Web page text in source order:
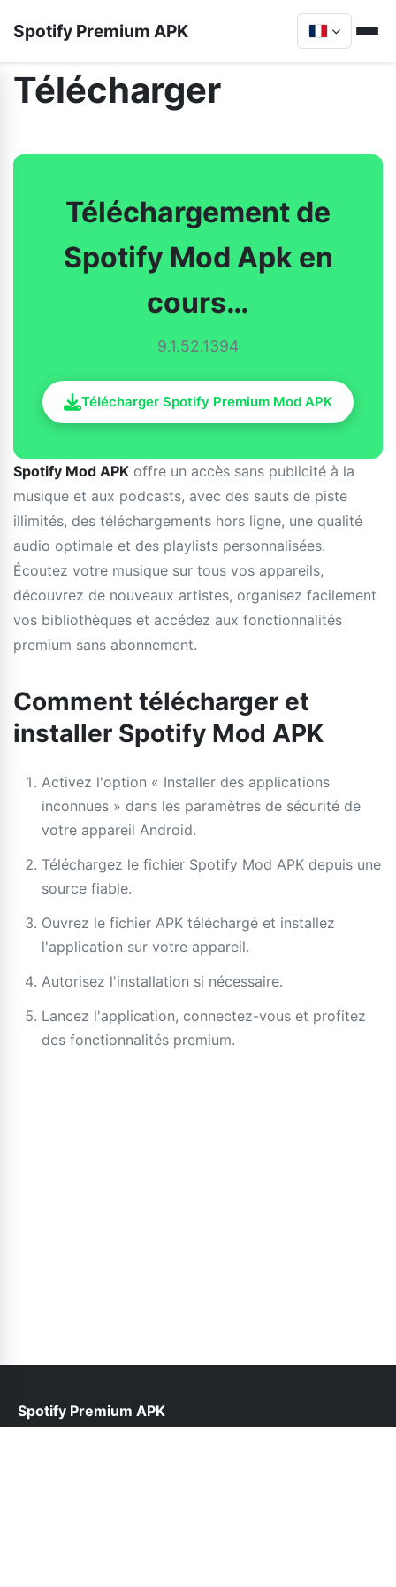
Spotify Premium APK
Télécharger
Téléchargement de
Spotify Mod Apk en
cours…
9.1.52.1394
Télécharger Spotify Premium Mod APK
Spotify Mod APK offre un accès sans publicité à la
musique et aux podcasts, avec des sauts de piste
illimités, des téléchargements hors ligne, une qualité
audio optimale et des playlists personnalisées.
Écoutez votre musique sur tous vos appareils,
découvrez de nouveaux artistes, organisez facilement
vos bibliothèques et accédez aux fonctionnalités
premium sans abonnement.
Comment télécharger et
installer Spotify Mod APK
Activez l'option « Installer des applications
inconnues » dans les paramètres de sécurité de
votre appareil Android.
Téléchargez le fichier Spotify Mod APK depuis une
source fiable.
Ouvrez le fichier APK téléchargé et installez
l'application sur votre appareil.
Autorisez l'installation si nécessaire.
Lancez l'application, connectez-vous et profitez
des fonctionnalités premium.
Spotify Premium APK